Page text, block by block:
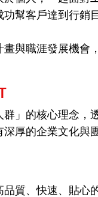
幫客戶達到行銷目
與職涯發展機
群」的核心理念，
厚的企業文化與
質、快速、貼心